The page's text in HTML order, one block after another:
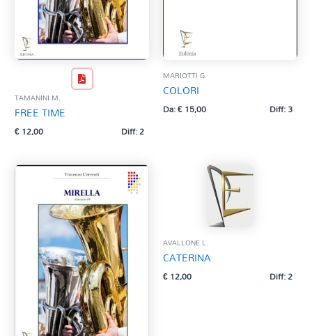
TAMANINI M.
FREE TIME
€12,00 Diff: 2
MARIOTTI G.
COLORI
Da:€15,00 Diff: 3
AVALLONE L.
CATERINA
€12,00 Diff: 2